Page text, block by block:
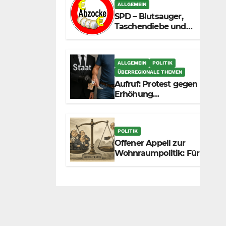
zunehmend unter die
Räder.
ALLGEMEIN
SPD – Blutsauger,
Taschendiebe und
ALLGEMEIN
POLITIK
ÜBERREGIONALE THEMEN
Aufruf: Protest gegen
Erhöhung
POLITIK
Offener Appell zur
Wohnraumpolitik: Für
mehr Fairness